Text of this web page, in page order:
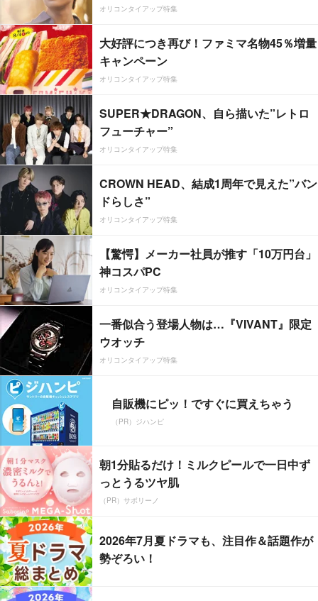
オリコンタイアップ特集
大好評につき再び！ファミマ名物45％増量
キャンペーン
オリコンタイアップ特集
SUPER★DRAGON、自ら描いた”レトロ
フューチャー”
オリコンタイアップ特集
CROWN HEAD、結成1周年で見えた”バン
ドらしさ”
オリコンタイアップ特集
【驚愕】メーカー社員が推す「10万円台」
神コスパPC
オリコンタイアップ特集
一番似合う登場人物は…『VIVANT』限定
ウオッチ
オリコンタイアップ特集
自販機にピッ！ですぐに買えちゃう
（PR）ジハンピ
朝1分貼るだけ！ミルクピールで一日中ず
っとうるツヤ肌
（PR）サボリーノ
2026年7月夏ドラマも、注目作＆話題作が
勢ぞろい！